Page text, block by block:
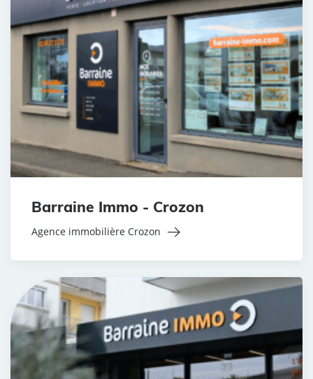
Barraine Immo - Crozon
Agence immobilière Crozon